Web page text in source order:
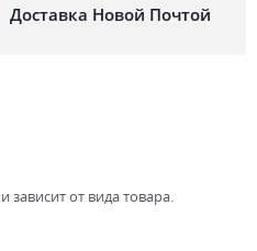
Доставка Новой Почтой
зависит от вида товара.